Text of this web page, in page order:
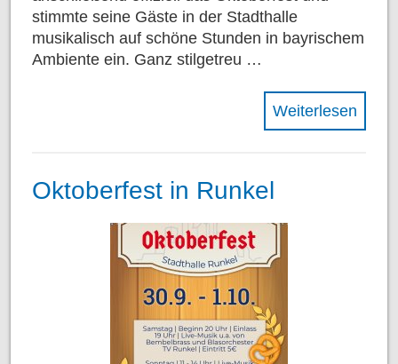
stimmte seine Gäste in der Stadthalle
musikalisch auf schöne Stunden in bayrischem
Ambiente ein. Ganz stilgetreu …
Weiterlesen
Oktoberfest in Runkel